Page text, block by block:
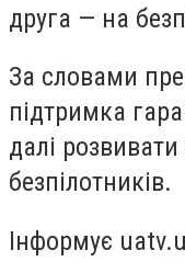
друга — на
За словами
підтримка
далі розвивати
безпілотників.
Інформує